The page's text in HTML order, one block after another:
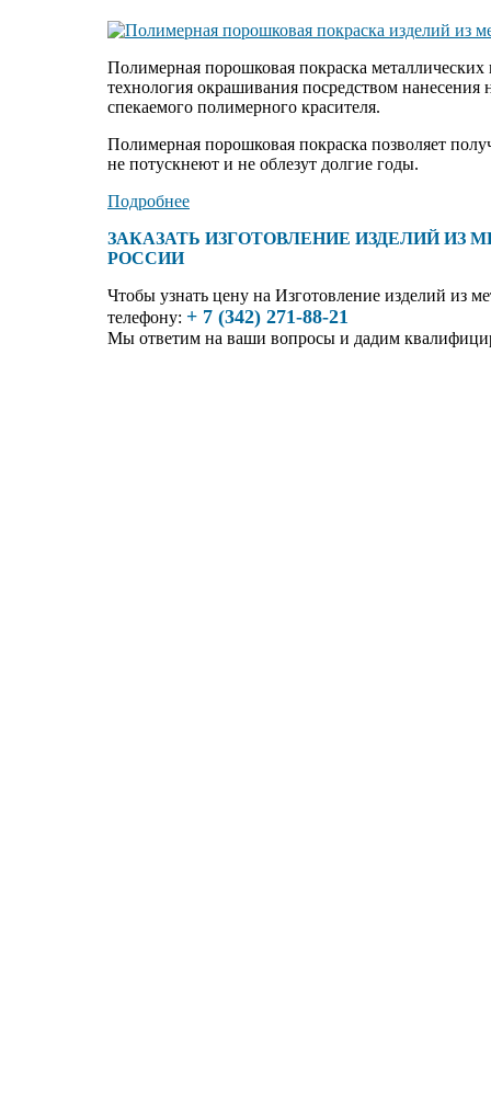
Полимерная порошковая покраска металлических
технология окрашивания посредством нанесения
спекаемого полимерного красителя.
Полимерная порошковая покраска позволяет
не потускнеют и не облезут долгие годы.
Подробнее
ЗАКАЗАТЬ ИЗГОТОВЛЕНИЕ ИЗДЕЛИЙ ИЗ
РОССИИ
Чтобы узнать цену на Изготовление изделий из
телефону: + 7 (342) 271-88-21
Мы ответим на ваши вопросы и дадим